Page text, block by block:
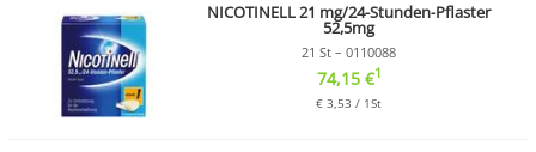
NICOTINELL 21 mg/24-Stunden-Pflaster
52,5mg
21 St – 0110088
74,15 €1
€ 3,53 / 1St